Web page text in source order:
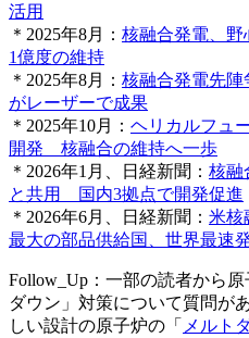
活用
＊2025年8月： 核融合発電、野
1億度の維持
＊2025年8月： 核融合発電先陣
がレーザーで成果
＊2025年10月： ヘリカルフュ
開発 核融合の維持へ一歩
＊2026年1月、日経新聞： 核融
と共用 国内3拠点で開発促進
＊2026年6月、日経新聞： 米核
最大の部品供給国、世界最速
Follow_Up：一部の読者から
ダウン」対策について質問が
しい設計の原子炉の「 メルト